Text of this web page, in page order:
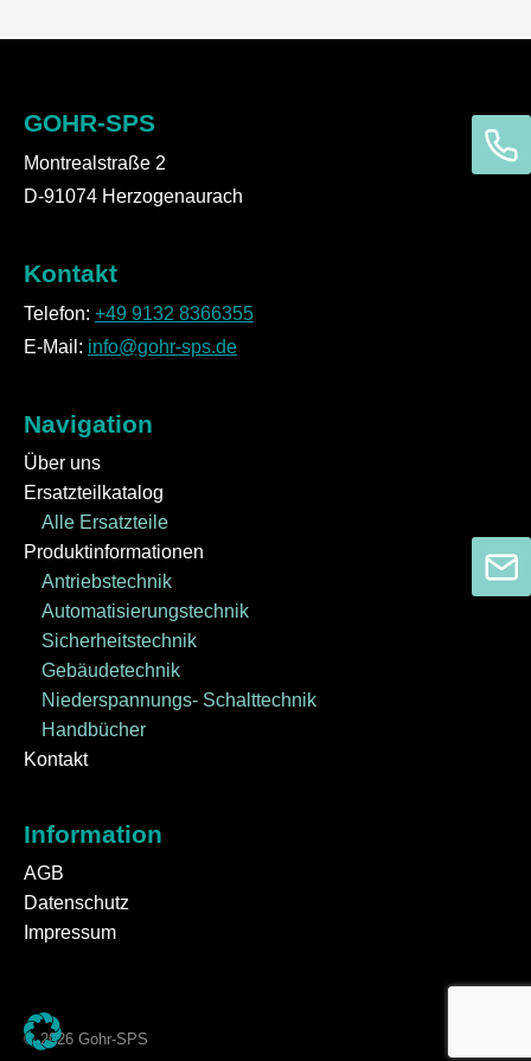
GOHR-SPS
Montrealstraße 2
D-91074 Herzogenaurach
Kontakt
Telefon: +49 9132 8366355
E-Mail: info@gohr-sps.de
Navigation
Über uns
Ersatzteilkatalog
Alle Ersatzteile
Produktinformationen
Antriebstechnik
Automatisierungstechnik
Sicherheitstechnik
Gebäudetechnik
Niederspannungs- Schalttechnik
Handbücher
Kontakt
Information
AGB
Datenschutz
Impressum
© 2026 Gohr-SPS